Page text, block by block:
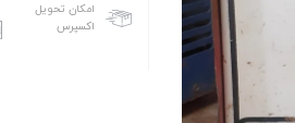
امکان تحویل
اکسپرس